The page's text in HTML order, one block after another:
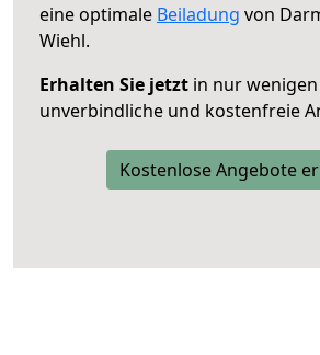
eine optimale Beiladung von
Wiehl.
Erhalten Sie jetzt in nur
unverbindliche und kostenfreie
Kostenlose Angebote